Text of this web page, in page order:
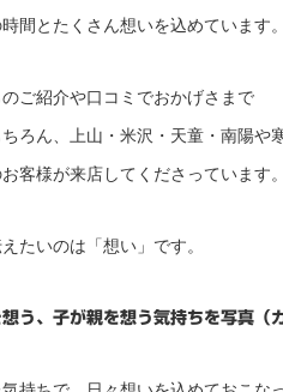
間とたくさん想いを込めています。
ご紹介や口コミでおかげさまで
ろん、上山・米沢・天童・南陽や
客様が来店してくださっています。
たいのは「想い」です。
想う、子が親を想う気持ちを写真（